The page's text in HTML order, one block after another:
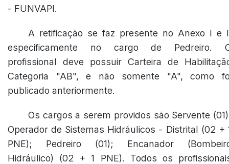
- FUNVAPI.
A retificação se faz presente no Anexo I e
especificamente no cargo de Pedreiro.
profissional deve possuir Carteira de
Categoria "AB", e não somente "A", como
publicado anteriormente.
Os cargos a serem providos são Servente
Operador de Sistemas Hidráulicos - Distrital (02 +
PNE); Pedreiro (01); Encanador
Hidráulico) (02 + 1 PNE). Todos os